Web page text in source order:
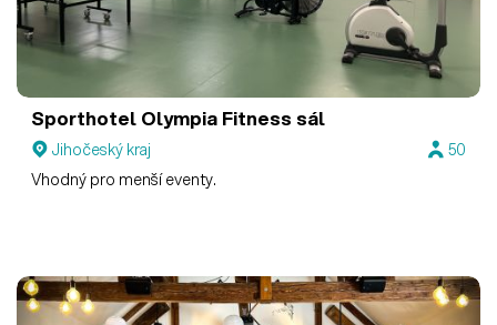
Sporthotel Olympia Fitness sál
Jihočeský kraj
50
Vhodný pro menší eventy.